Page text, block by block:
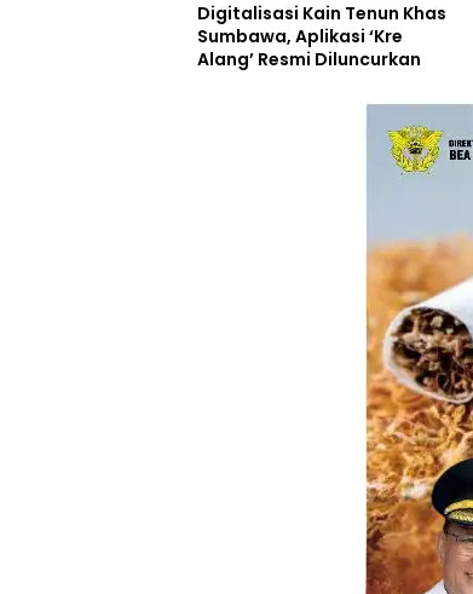
Digitalisasi Kain Tenun Khas
Sumbawa, Aplikasi ‘Kre
Alang’ Resmi Diluncurkan